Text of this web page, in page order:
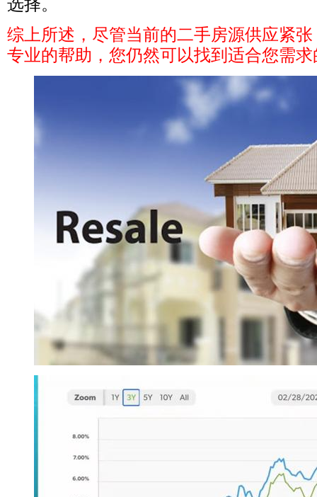
选择。
综上所述，尽管当前的二手房源供应紧
专业的帮助，您仍然可以找到适合您需